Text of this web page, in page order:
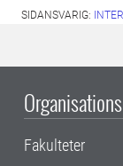
SIDANSVARIG:
Fakulteter